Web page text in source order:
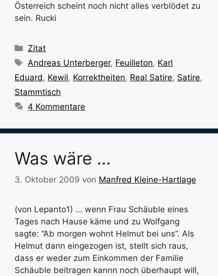
Österreich scheint noch nicht alles verblödet zu
sein. Rucki
Kategorien
Zitat
Schlagwörter
Andreas Unterberger, Feuilleton, Karl
Eduard , Kewil, Korrektheiten, Real Satire, Satire,
Stammtisch
4 Kommentare
Was wäre …
3. Oktober 2009 von Manfred Kleine-Hartlage
(von Lepanto1) … wenn Frau Schäuble eines
Tages nach Hause käme und zu Wolfgang
sagte: “Ab morgen wohnt Helmut bei uns”. Als
Helmut dann eingezogen ist, stellt sich raus,
dass er weder zum Einkommen der Familie
Schäuble beitragen kannn noch überhaupt will,